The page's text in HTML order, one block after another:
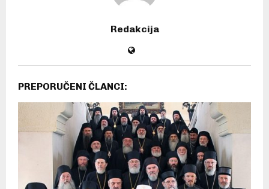
Redakcija
PREPORUČENI ČLANCI: